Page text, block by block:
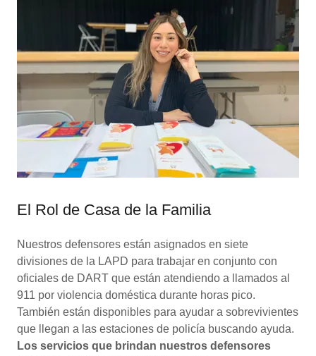
El Rol de Casa de la Familia
Nuestros defensores están asignados en siete
divisiones de la LAPD para trabajar en conjunto con
oficiales de DART que están atendiendo a llamados al
911 por violencia doméstica durante horas pico.
También están disponibles para ayudar a sobrevivientes
que llegan a las estaciones de policía buscando ayuda.
Los servicios que brindan nuestros defensores